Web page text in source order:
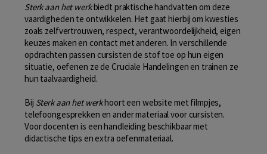
Sterk aan het werkbiedt praktische handvatten om deze
vaardigheden te ontwikkelen. Het gaat hierbij om kwesties
zoals zelfvertrouwen, respect, verantwoordelijkheid, eigen
keuzes maken en contact met anderen. In verschillende
opdrachten passen cursisten de stof toe op hun eigen
situatie, oefenen ze de Cruciale Handelingen en trainen ze
hun taalvaardigheid.
Bij Sterk aan het werkhoort een website met filmpjes,
telefoongesprekken en ander materiaal voor cursisten.
Voor docenten is een handleiding beschikbaar met
didactische tips en extra oefenmateriaal.